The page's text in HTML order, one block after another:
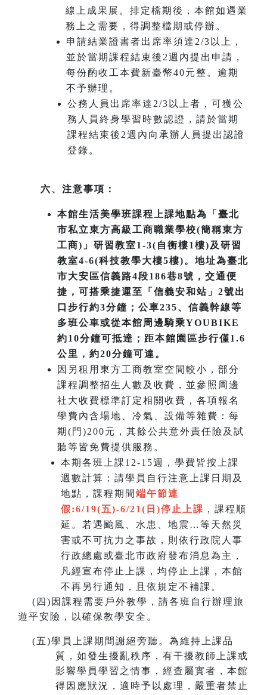
線上成果展。排定檔期後，本館如遇業
務上之需要，得調整檔期或停辦。
申請結業證書者出席率須達2/3以上，
並於當期課程結束後2週內提出申請，
每份酌收工本費新臺幣40元整。逾期
不予辦理。
公務人員出席率達2/3以上者，可獲公
務人員終身學習時數認證，請於當期
課程結束後2週內向承辦人員提出認證
登錄。
六、注意事項：
本館生活美學班課程上課地點為「臺北
市私立東方高級工商職業學校(簡稱東方
工商)」研習教室1-3(自衡樓1樓)及研習
教室4-6(科技教學大樓5樓)。地址為臺北
市大安區信義路4段186巷8號，交通便
捷，可搭乘捷運至「信義安和站」2號出
口步行約3分鐘；公車235、信義幹線等
多班公車或從本館周邊騎乘YOUBIKE
約10分鐘可抵達；距本館園區步行僅1.6
公里，約20分鐘可達。
因另租用東方工商教室空間較小，部分
課程調整招生人數及收費，並參照周邊
社大收費標準訂定相關收費，各項報名
學費內含場地、冷氣、設備等雜費：每
期(門)200元，其餘公共意外責任險及試
聽等皆免費提供服務。
本期各班上課12-15週，學費皆按上課
週數計算；請學員自行注意上課日期及
地點，課程期間 端午節連
假:6/19(五)-6/21(日)停止上課 ，課程順
延。若遇颱風、水患、地震…等天然災
害或不可抗力之事故，則依行政院人事
行政總處或臺北市政府發布消息為主，
凡經宣布停止上課，均停止上課，本館
不再另行通知，且依規定不補課。
( 四)因課程需要戶外教學，請各班自行辦理旅
遊平安險，以確保教學安全。
(五)學員上課期間謝絕旁聽。為維持上課品
質，如發生擾亂秩序，有干擾教師上課或
影響學員學習之情事，經查屬實者，本館
得因應狀況，適時予以處理，嚴重者禁止